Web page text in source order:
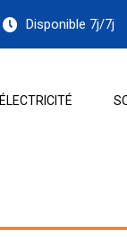
Disponible 7j/7j
ÉLECTRICITÉ